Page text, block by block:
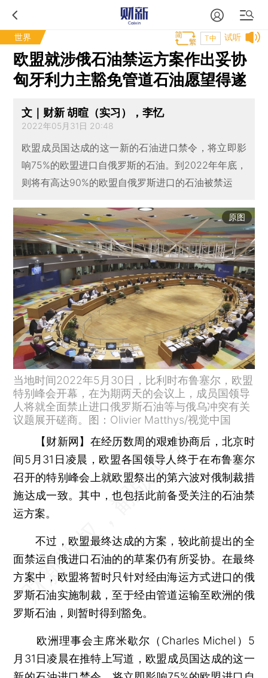
世界 试听
T中
欧盟就涉俄石油禁运方案作出妥协
匈牙利力主豁免管道石油愿望得遂
文｜财新 胡暄（实习），李忆
2022年05月31日 20:48
欧盟成员国达成的这一新的石油进口禁令，将立即影
响75%的欧盟进口自俄罗斯的石油。到2022年年底，
则将有高达90%的欧盟自俄罗斯进口的石油被禁运
原图
当地时间2022年5月30日，比利时布鲁塞尔，欧盟
特别峰会开幕，在为期两天的会议上，成员国领导
人将就全面禁止进口俄罗斯石油等与俄乌冲突有关
议题展开磋商。图：Olivier Matthys/视觉中国
【财新网】 在经历数周的艰难协商后，北京时
间5月31日凌晨，欧盟各国领导人终于在布鲁塞尔
召开的特别峰会上就欧盟祭出的第六波对俄制裁措
施达成一致。其中，也包括此前备受关注的石油禁
运方案。
不过，欧盟最终达成的方案，较此前提出的全
面禁运自俄进口石油的的草案仍有所妥协。在最终
方案中，欧盟将暂时只针对经由海运方式进口的俄
罗斯石油实施制裁，至于经由管道运输至欧洲的俄
罗斯石油，则暂时得到豁免。
欧洲理事会主席米歇尔（Charles Michel）5
月31日凌晨在推特上写道，欧盟成员国达成的这一